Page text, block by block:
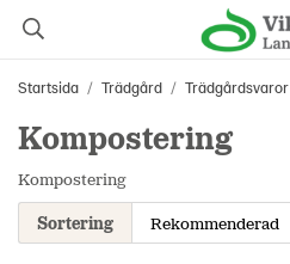
Startsida / Trädgård / Trädgårdsvaror
Kompostering
Kompostering
Sortering